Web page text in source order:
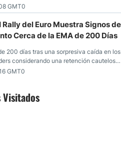
Visitados
GMT0
Rally del Euro Muestra Signos de
Cerca de la EMA de 200 Días
200 días tras una sorpresiva caída en los
considerando una retención cautelosa
GMT0